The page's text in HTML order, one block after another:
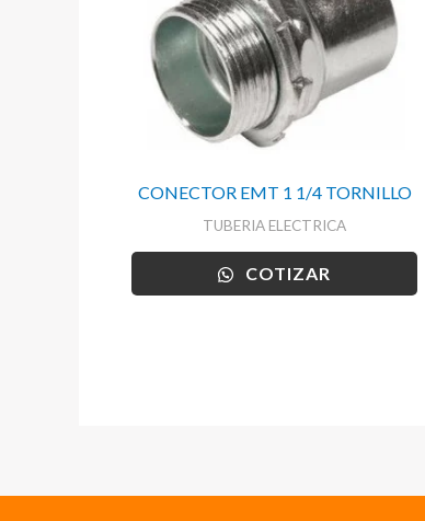
CONECTOR EMT 1 1/4 TORNILLO
TUBERIA ELECTRICA
COTIZAR